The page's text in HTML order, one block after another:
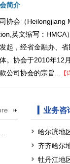
简介
协会（Heilongjiang
英文缩写：HMCA
起，经省金融办、
。协会于2010年12
公司协会的宗旨...
业务咨
哈尔滨地
齐齐哈尔
牡丹江地